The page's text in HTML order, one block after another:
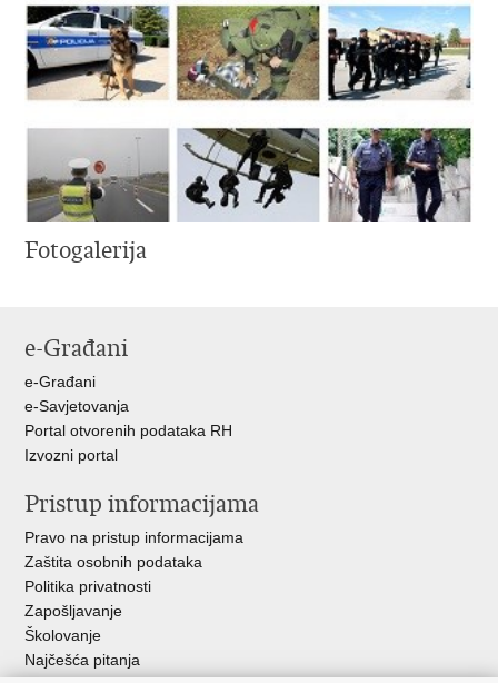
Fotogalerija
e-Građani
e-Građani
e-Savjetovanja
Portal otvorenih podataka RH
Izvozni portal
Pristup informacijama
Pravo na pristup informacijama
Zaštita osobnih podataka
Politika privatnosti
Zapošljavanje
Školovanje
Najčešća pitanja